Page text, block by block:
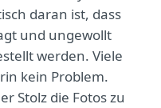
daran ist, dass
und ungewollt
werden. Viele
kein Problem.
Stolz die Fotos zu